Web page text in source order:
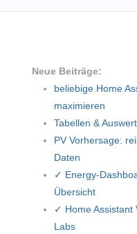
Neue Beiträge:
beliebige Home
maximieren
Tabellen &
PV Vorhersage:
Daten
✓ Energy-
Übersicht
✓ Home Assistant
Labs